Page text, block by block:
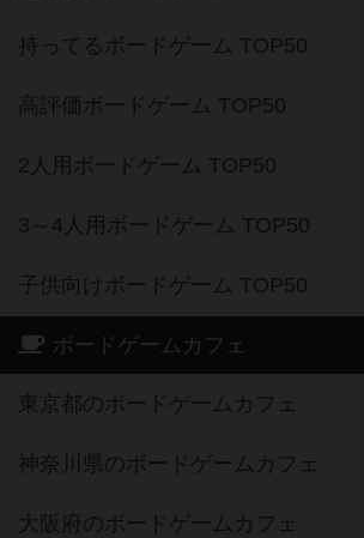
持ってるボードゲーム TOP50
高評価ボードゲーム TOP50
2人用ボードゲーム TOP50
3～4人用ボードゲーム TOP50
子供向けボードゲーム TOP50
ボードゲームカフェ
東京都のボードゲームカフェ
神奈川県のボードゲームカフェ
大阪府のボードゲームカフェ